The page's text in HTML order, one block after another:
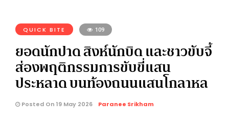
QUICK BITE 109
ยอดนักปาด สิงห์นักบิด และชาวขับจี้
ส่องพฤติกรรมการขับขี่แสน
ประหลาด บนท้องถนนแสนโกลาหล
Posted On 19 May 2026 Paranee Srikham